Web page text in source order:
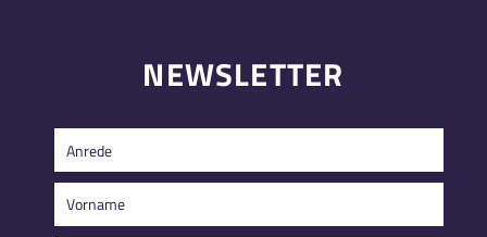
NEWSLETTER